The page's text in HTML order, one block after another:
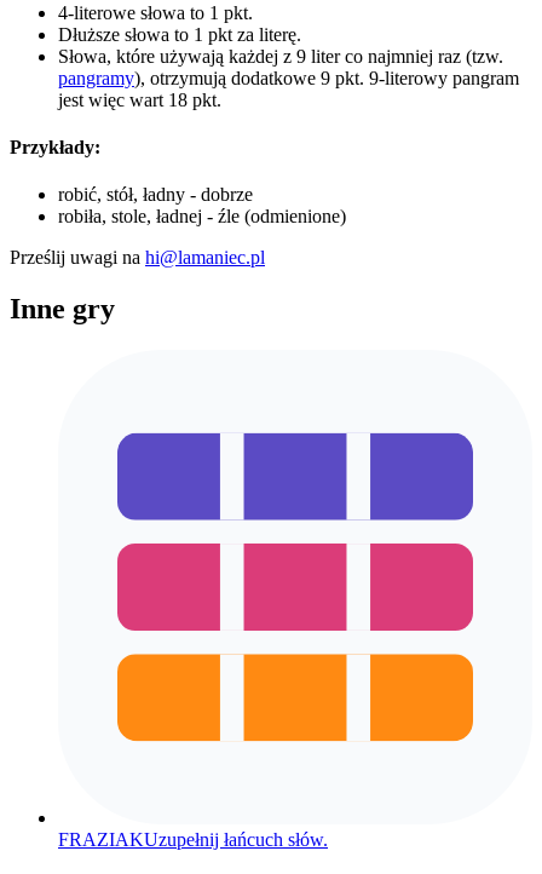
4-literowe słowa to 1 pkt.
Dłuższe słowa to 1 pkt za literę.
Słowa, które używają każdej z 9 liter co najmniej raz (tzw.
pangramy), otrzymują dodatkowe 9 pkt. 9-literowy pangram
jest więc wart 18 pkt.
Przykłady:
robić, stół, ładny - dobrze
robiła, stole, ładnej - źle (odmienione)
Prześlij uwagi na hi@lamaniec.pl
Inne gry
FRAZIAKUzupełnij łańcuch słów.